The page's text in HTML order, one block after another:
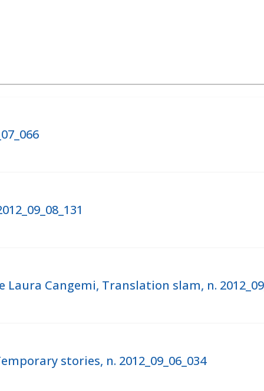
Cangemi, Translation slam, n.
stories, n. 2012_09_06_034